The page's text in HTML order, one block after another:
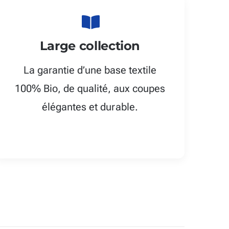
Large collection
La garantie d’une base textile
100% Bio, de qualité, aux coupes
élégantes et durable.